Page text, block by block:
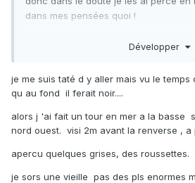
dans mes pensées quoi !
sur les zones de roche et genre 4
à la coquille. C'était d'un calme! ça
17 degrés en surface et plus frais au
Développer
je me suis taté d y aller mais vu le temps
qu au fond il ferait noir....
alors j 'ai fait un tour en mer a la basse
nord ouest. visi 2m avant la renverse , a
apercu quelques grises, des roussettes.
je sors une vieille pas des pls enormes